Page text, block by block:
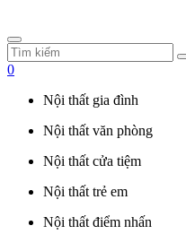
0
Nội thất gia đình
Nội thất văn phòng
Nội thất cửa tiệm
Nội thất trẻ em
Nội thất điểm nhấn